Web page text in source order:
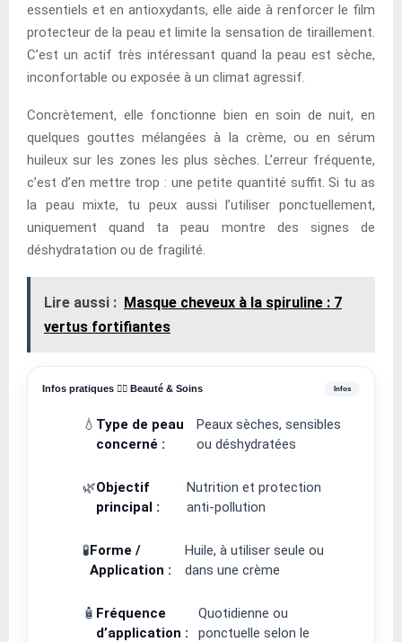
essentiels et en antioxydants, elle aide à renforcer le film
protecteur de la peau et limite la sensation de tiraillement.
C’est un actif très intéressant quand la peau est sèche,
inconfortable ou exposée à un climat agressif.
Concrètement, elle fonctionne bien en soin de nuit, en
quelques gouttes mélangées à la crème, ou en sérum
huileux sur les zones les plus sèches. L’erreur fréquente,
c’est d’en mettre trop : une petite quantité suffit. Si tu as
la peau mixte, tu peux aussi l’utiliser ponctuellement,
uniquement quand ta peau montre des signes de
déshydratation ou de fragilité.
Lire aussi : Masque cheveux à la spiruline : 7
vertus fortifiantes
Infos pratiques 💆‍♀️ Beauté & Soins
💧 Type de peau
concerné :
Peaux sèches, sensibles
ou déshydratées
🌿Objectif
principal :
Nutrition et protection
anti-pollution
🧪Forme /
Application :
Huile, à utiliser seule ou
dans une crème
🧴 Fréquence
d’application :
Quotidienne ou
ponctuelle selon le